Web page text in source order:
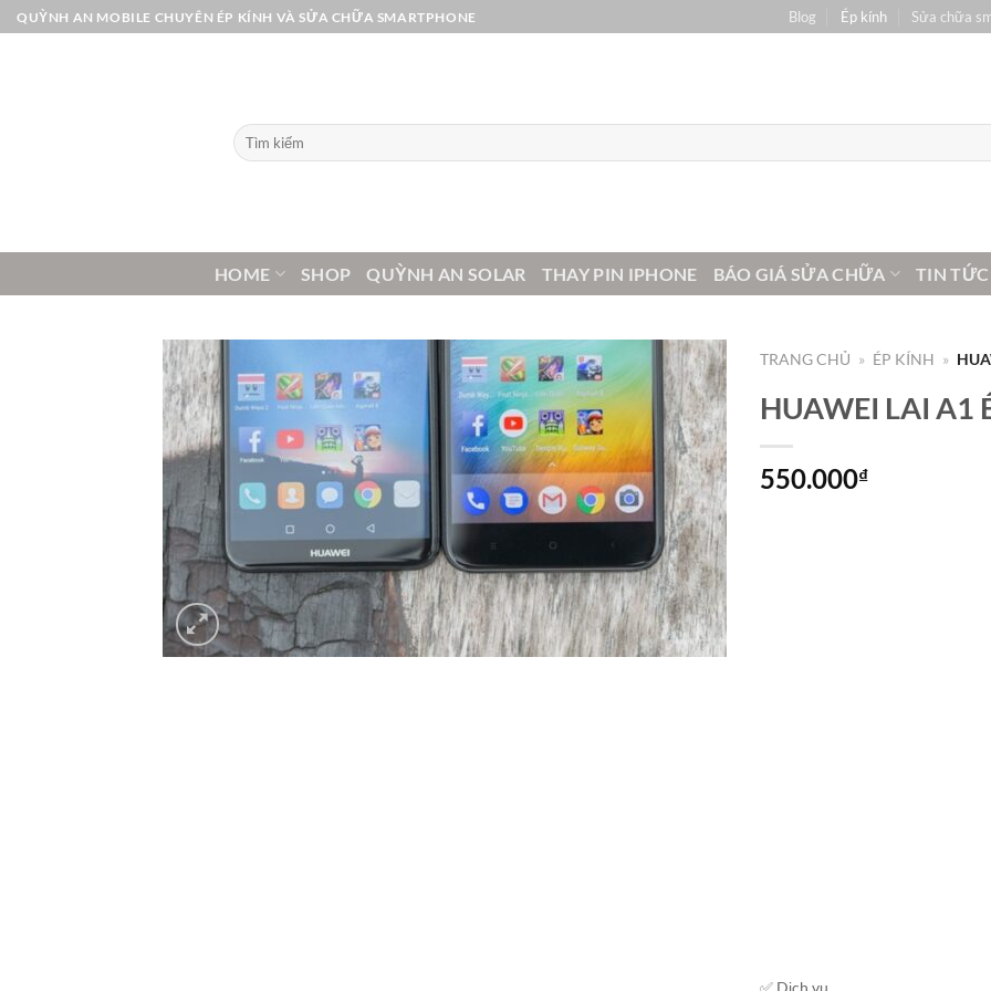
Bỏ
qua
QUỲNH AN MOBILE CHUYÊN ÉP KÍNH VÀ SỬA CHỮA SMARTPHONE Blog Ép kính Sửa chữa
Tìm
kiếm:
HOME SHOP QUỲNH AN SOLAR THAY PIN IPHONE BÁO GIÁ SỬA CHỮA TIN TỨC
TRANG CHỦ » ÉP KÍNH »
HUAWEI LAI A1
550.000₫